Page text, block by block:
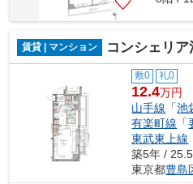
賃貸 | マンション コンシェリア池袋 Ｔ
敷0 礼0
12.4万円
山手線 「池
有楽町線 「
東武東上線
築5年 /
東京都豊島